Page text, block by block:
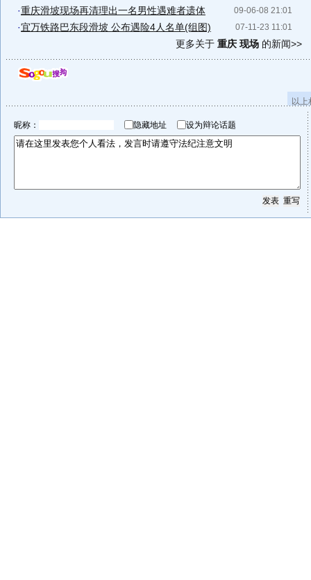
09-06-08 21:01
·重庆滑坡现场再清理出一名男性遇难者遗体
07-11-23 11:01
·宜万铁路巴东段滑坡 公布遇险4人名单(组图)
更多关于 重庆 现场 的新闻>>
以
昵称： 隐藏地址 设为辩论话题